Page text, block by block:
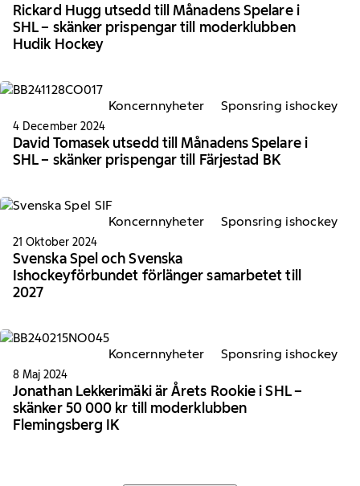
Rickard Hugg utsedd till Månadens Spelare i
SHL – skänker prispengar till moderklubben
Hudik Hockey
Koncernnyheter Sponsring ishockey
4 December 2024
David Tomasek utsedd till Månadens Spelare i
SHL – skänker prispengar till Färjestad BK
Koncernnyheter Sponsring ishockey
21 Oktober 2024
Svenska Spel och Svenska
Ishockeyförbundet förlänger samarbetet till
2027
Koncernnyheter Sponsring ishockey
8 Maj 2024
Jonathan Lekkerimäki är Årets Rookie i SHL –
skänker 50 000 kr till moderklubben
Flemingsberg IK